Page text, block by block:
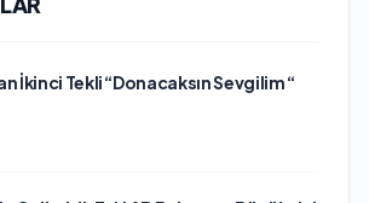
İkinci Tekli “Donacaksın Sevgilim “